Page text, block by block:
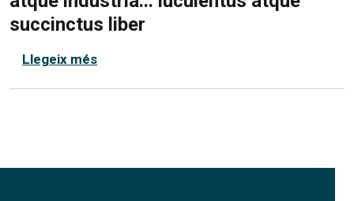
succinctus liber
Llegeix méssobre Schopper, Hartmann, n. 1542.